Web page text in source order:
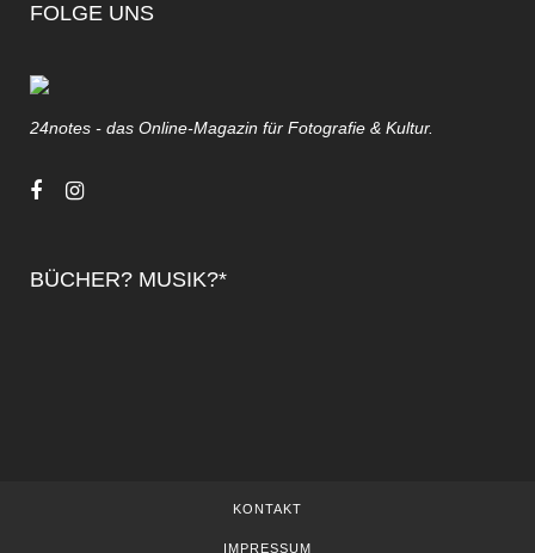
FOLGE UNS
24notes - das Online-Magazin für Fotografie & Kultur.
BÜCHER? MUSIK?*
KONTAKT
IMPRESSUM